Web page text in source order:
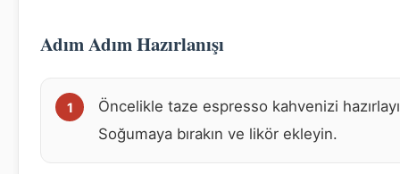
Adım Adım Hazırlanışı
Öncelikle taze espresso kahvenizi
Soğumaya bırakın ve likör ekleyin.